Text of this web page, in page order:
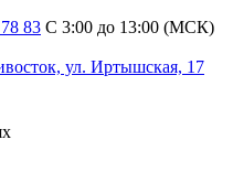
83 С 3:00 до 13:00 (МСК)
ул. Иртышская, 17